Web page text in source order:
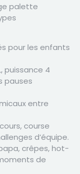
palette
pour les enfants
puissance 4
pauses
entre
course
d’équipe.
crêpes, hot-
de